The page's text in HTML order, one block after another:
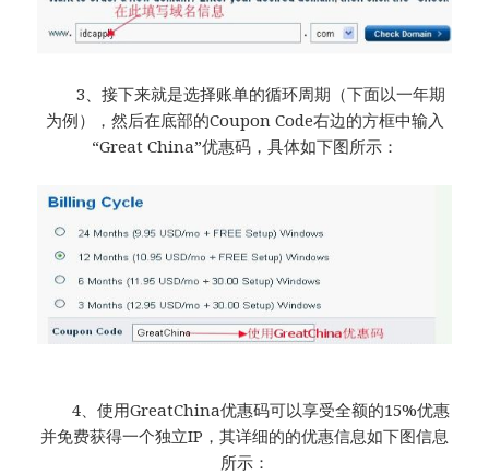
3、接下来就是选择账单的循环周期（下面以一年期
为例），然后在底部的Coupon Code右边的方框中输入
“Great China”优惠码，具体如下图所示：
4、使用GreatChina优惠码可以享受全额的15%优惠
并免费获得一个独立IP，其详细的的优惠信息如下图信息
所示：